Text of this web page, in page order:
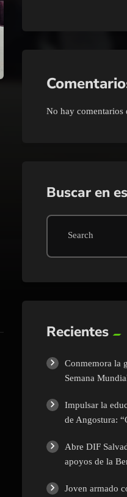
No hay comentarios
Buscar en
Search
Recientes
Conmemora la
Semana
Impulsar la
de Angostura:
Abre DIF
apoyos de la
Joven armado